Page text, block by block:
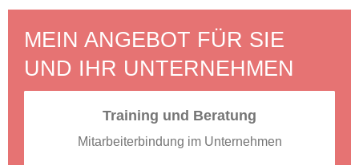
MEIN ANGEBOT FÜR SIE
UND IHR UNTERNEHMEN
Training und Beratung
Mitarbeiterbindung im Unternehmen